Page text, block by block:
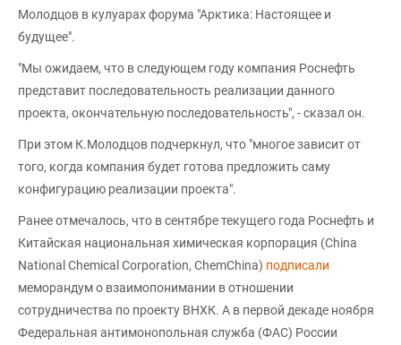
Молодцов в кулуарах форума "Арктика: Настоящее и
будущее".
"Мы ожидаем, что в следующем году компания Роснефть
представит последовательность реализации данного
проекта, окончательную последовательность", - сказал он.
При этом К.Молодцов подчеркнул, что "многое зависит от
того, когда компания будет готова предложить саму
конфигурацию реализации проекта".
Ранее отмечалось, что в сентябре текущего года Роснефть и
Китайская национальная химическая корпорация (China
National Chemical Corporation, ChemChina) подписали
меморандум о взаимопонимании в отношении
сотрудничества по проекту ВНХК. А в первой декаде ноября
Федеральная антимонопольная служба (ФАС) России